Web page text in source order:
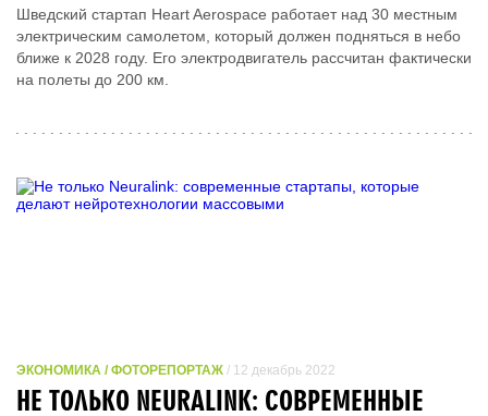
Шведский стартап Heart Aerospace работает над 30 местным
электрическим самолетом, который должен подняться в небо
ближе к 2028 году. Его электродвигатель рассчитан фактически
на полеты до 200 км.
ЭКОНОМИКА / ФОТОРЕПОРТАЖ / 12 декабрь 2022
НЕ ТОЛЬКО NEURALINK: СОВРЕМЕННЫЕ